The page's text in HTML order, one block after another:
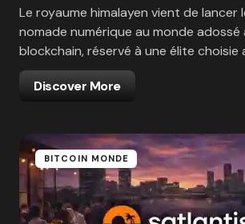
Le royaume himalayen vient de lancer
nomade numérique au monde adossé
blockchain, réservé à une élite choisie
Discover More
BITCOIN MONDE